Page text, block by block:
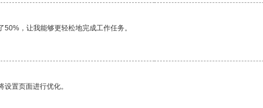
，让我能够更轻松地完成工作任务。
置页面进行优化。